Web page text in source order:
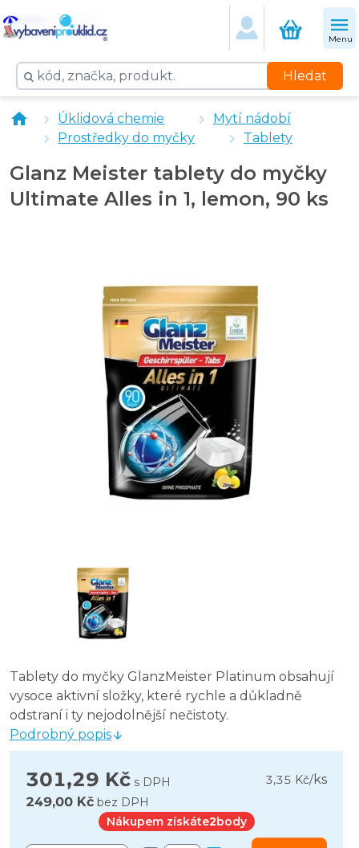
Menu
Hledat
Glanz Meister sůl do myčky + Zinek 1,2 kg
Finish sůl do myčky 1,5 kg
Úklidová chemie
Mytí nádobí
Prostředky do myčky
Tablety
Glanz Meister tablety do myčky
Ultimate Alles in 1, lemon, 90 ks
Tablety do myčky GlanzMeister Platinum obsahují
vysoce aktivní složky, které rychle a důkladně
odstraní i ty nejodolnější nečistoty.
Podrobný popis
301,29 Kč s DPH 3,35 Kč/ks
249,00 Kč bez DPH
Nákupem získáte2body